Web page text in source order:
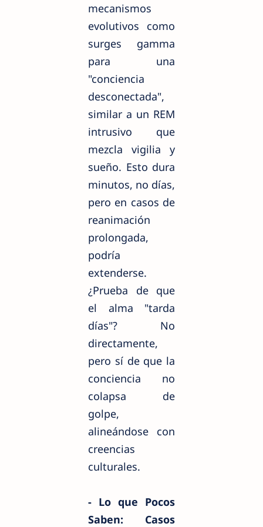
mecanismos
evolutivos como
surges gamma
para una
"conciencia
desconectada",
similar a un REM
intrusivo que
mezcla vigilia y
sueño. Esto dura
minutos, no días,
pero en casos de
reanimación
prolongada,
podría
extenderse.
¿Prueba de que
el alma "tarda
días"? No
directamente,
pero sí de que la
conciencia no
colapsa de
golpe,
alineándose con
creencias
culturales.
- Lo que Pocos
Saben: Casos